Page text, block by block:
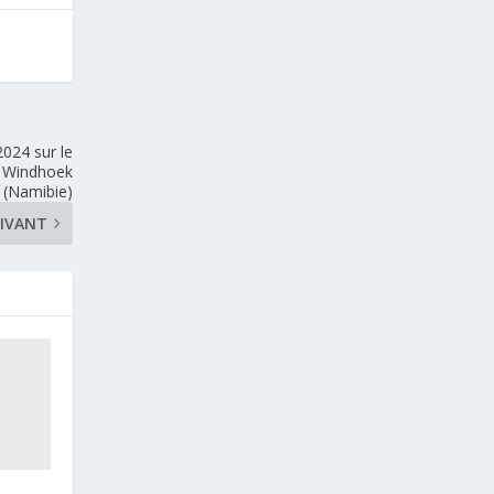
sur le
(Namibie)